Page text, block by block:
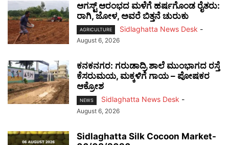
ಆಗಸ್ಟ್ ಆರಂಭದ ಮಳೆಗೆ ಹರ್ಷಗೊಂಡ ರೈತರು:
ರಾಗಿ, ಜೋಳ, ಅವರೆ ಬಿತ್ತನೆ ಚುರುಕು
AGRICULTURE Sidlaghatta News Desk -
August 6, 2026
ಕನಕನಗರ: ಗರುಡಾದ್ರಿ ಶಾಲೆ ಮುಂಭಾಗದ ರಸ್ತೆ
ಕೆಸರುಮಯ, ಮಕ್ಕಳಿಗೆ ಗಾಯ – ಪೋಷಕರ
ಆಕ್ರೋಶ
NEWS Sidlaghatta News Desk -
August 6, 2026
Sidlaghatta Silk Cocoon Market-